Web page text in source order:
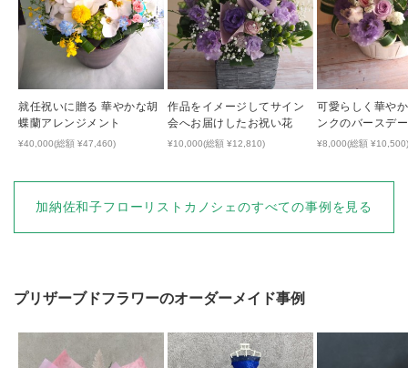
就任祝いに贈る 華やかな胡
蝶蘭アレンジメント
¥40,000(総額 ¥47,460)
作品をイメージしてサイン
会へお届けしたお祝い花
¥10,000(総額 ¥12,810)
可愛らしく華や
ンクのバースデ
¥8,000(総額
加納佐和子フローリストカノシェ のすべての事例を見る
プリザーブドフラワーのオーダーメイド事例